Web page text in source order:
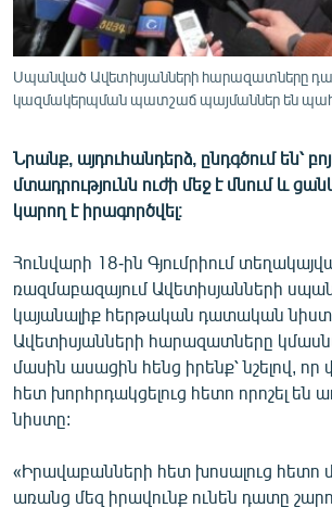
ՏՏ ԵՒ ԻՆՏԵՐՆԵՏ
ԱՐԽԻՎ
ԲԱՆԱՎԵՃ
ՁԳՏԵԼՈՎ ԼԱՎԱԳՈՒՅՆԻՆ
ՓՈԴՔԱՍԹ
Հայերեն
English
Русский
Սպանված Ավետիսյանների հարազատները
կազմակերպման պատշաճ պայմաններ են
Նրանք, այդուհանդերձ, ընդգծում են՝
մտադրությունն ուժի մեջ է մնում և
կարող է իրագործվել։
Հունվարի 18-ին Գյումրիում
ռազմաբազայում Ավետիսյանների
կայանալիք հերթական դատական
Ավետիսյանների հարազատները
մասին ասացին հենց իրենք՝ նշելով,
հետ խորհրդակցելուց հետո որոշել են
նիստը:
«Իրավաբանների հետ խոսալուց հետո
առանց մեզ իրավունք ունեն դատը